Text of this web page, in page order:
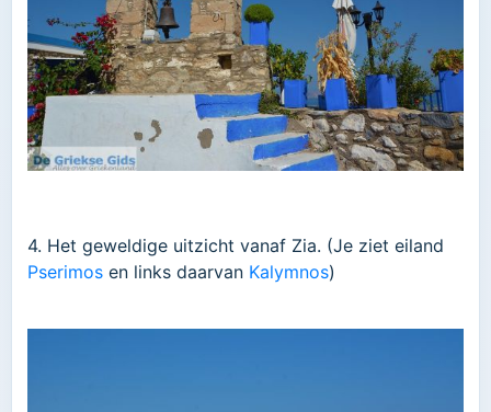
4. Het geweldige uitzicht vanaf Zia. (Je ziet eiland
Pserimos en links daarvan Kalymnos)